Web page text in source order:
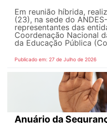
Em reunião híbrida,
(23), na sede do
representantes das
Coordenação Nacional
da Educação Pública
Publicado em: 27 de Julho de 2026
Anuário da